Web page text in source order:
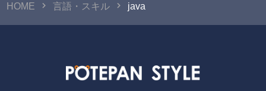
HOME 言語・スキル java